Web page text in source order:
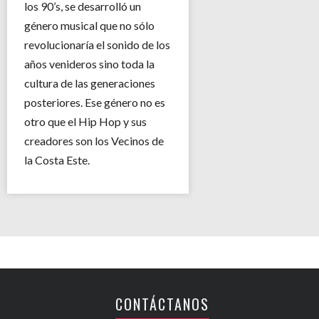
los 90’s, se desarrolló un
género musical que no sólo
revolucionaría el sonido de los
años venideros sino toda la
cultura de las generaciones
posteriores. Ese género no es
otro que el Hip Hop y sus
creadores son los Vecinos de
la Costa Este.
CONTÁCTANOS